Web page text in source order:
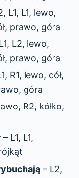
L1, L1, lewo,
prawo, góra
L2, lewo,
prawo, góra
R1, lewo, dół,
góra
R2, kółko,
– L1, L1,
– L2,